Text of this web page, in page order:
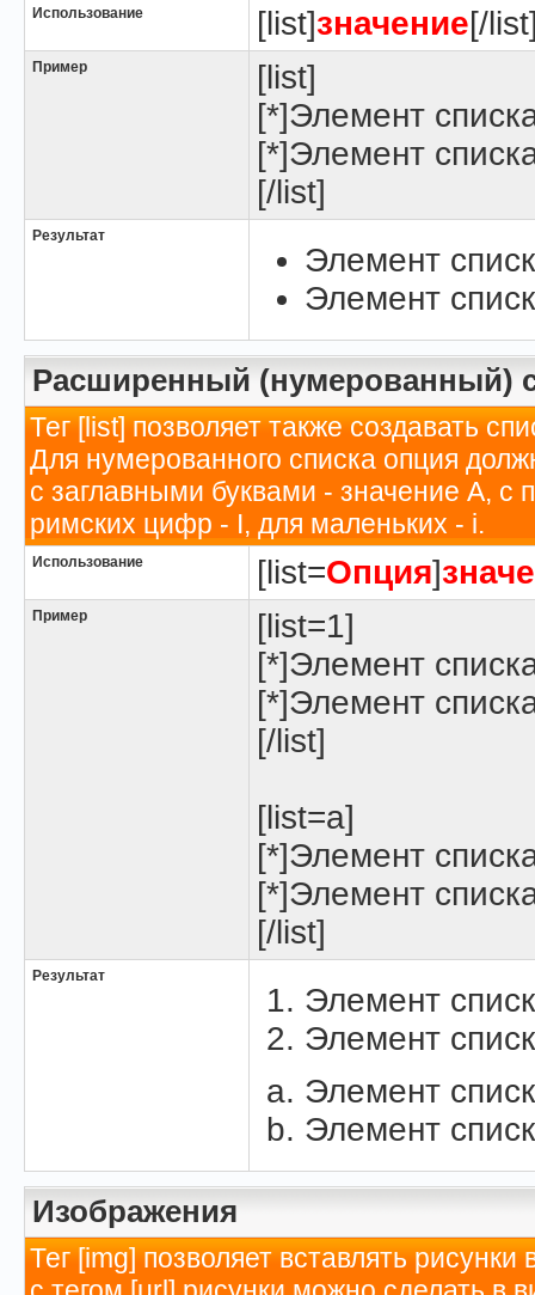
Использование [list]значение[/
Пример
[list]
[*]Элемент
[*]Элемент
[/list]
Результат
Элемент
Элемент
Расширенный (нумерованный)
Тег [list] позволяет также создавать
Для нумерованного списка опция
с заглавными буквами - значение A,
римских цифр - I, для маленьких - i.
Использование [list=Опция]
Пример
[list=1]
[*]Элемент
[*]Элемент
[/list]
[list=a]
[*]Элемент
[*]Элемент
[/list]
Результат
Элемент
Элемент
Элемент
Элемент
Изображения
Тег [img] позволяет вставлять